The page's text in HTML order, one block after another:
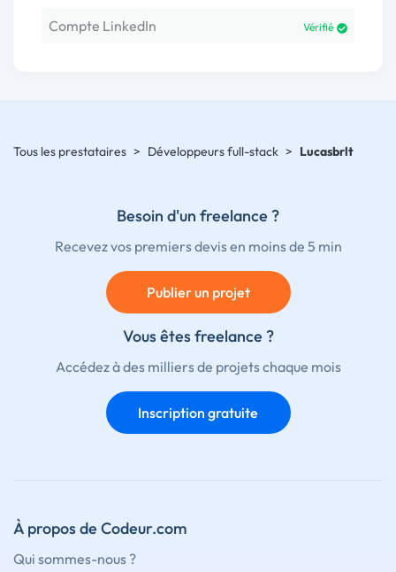
Compte LinkedIn Vérifié
Tous les prestataires > Développeurs full-stack > Lucasbrlt
Besoin d'un freelance ?
Recevez vos premiers devis en moins de 5 min
Publier un projet
Vous êtes freelance ?
Accédez à des milliers de projets chaque mois
Inscription gratuite
À propos de Codeur.com
Qui sommes-nous ?